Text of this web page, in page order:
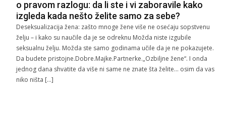
o pravom razlogu: da li ste i vi zaboravile kako
izgleda kada nešto želite samo za sebe?
Deseksualizacija žena: zašto mnoge žene više ne osećaju sopstvenu
želju – i kako su naučile da je se odreknu Možda niste izgubile
seksualnu želju. Možda ste samo godinama učile da je ne pokazujete.
Da budete pristojne.Dobre.Majke.Partnerke.„Ozbiljne žene“. I onda
jednog dana shvatite da više ni same ne znate šta želite… osim da vas
niko ništa […]